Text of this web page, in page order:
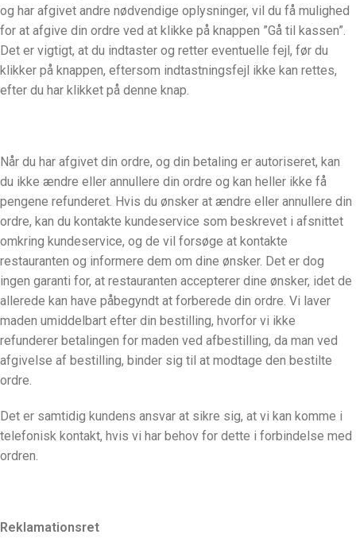
og har afgivet andre nødvendige oplysninger, vil du få mulighed
for at afgive din ordre ved at klikke på knappen ”Gå til kassen”.
Det er vigtigt, at du indtaster og retter eventuelle fejl, før du
klikker på knappen, eftersom indtastningsfejl ikke kan rettes,
efter du har klikket på denne knap.
Når du har afgivet din ordre, og din betaling er autoriseret, kan
du ikke ændre eller annullere din ordre og kan heller ikke få
pengene refunderet. Hvis du ønsker at ændre eller annullere din
ordre, kan du kontakte kundeservice som beskrevet i afsnittet
omkring kundeservice, og de vil forsøge at kontakte
restauranten og informere dem om dine ønsker. Det er dog
ingen garanti for, at restauranten accepterer dine ønsker, idet de
allerede kan have påbegyndt at forberede din ordre. Vi laver
maden umiddelbart efter din bestilling, hvorfor vi ikke
refunderer betalingen for maden ved afbestilling, da man ved
afgivelse af bestilling, binder sig til at modtage den bestilte
ordre.
Det er samtidig kundens ansvar at sikre sig, at vi kan komme i
telefonisk kontakt, hvis vi har behov for dette i forbindelse med
ordren.
Reklamationsret